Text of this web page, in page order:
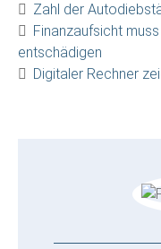
Zahl der
Finanzaufsicht
entschädigen
Digitaler Rechner